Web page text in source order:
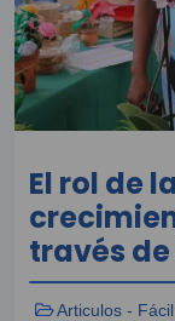
El rol de
través de
Articulos -